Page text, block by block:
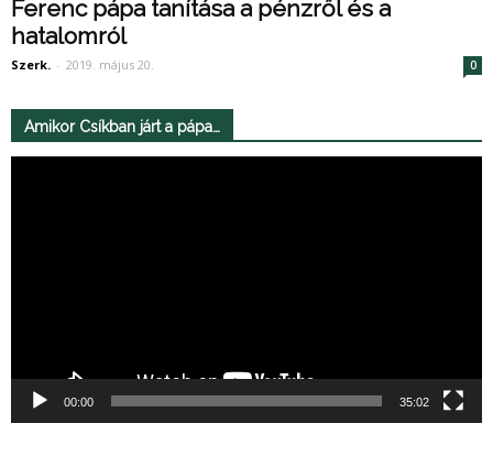
Ferenc pápa tanítása a pénzről és a
hatalomról
Szerk. - 2019. május 20. 0
Amikor Csíkban járt a pápa…
00:00 35:02